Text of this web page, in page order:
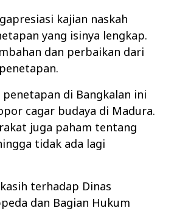
kajian naskah
yang isinya lengkap.
dan perbaikan dari
di Bangkalan ini
cagar budaya di Madura.
juga paham tentang
tidak ada lagi
terhadap Dinas
dan Bagian Hukum